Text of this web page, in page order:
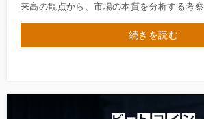
来高の観点から、市場の本質を分析する考察
続きを読む